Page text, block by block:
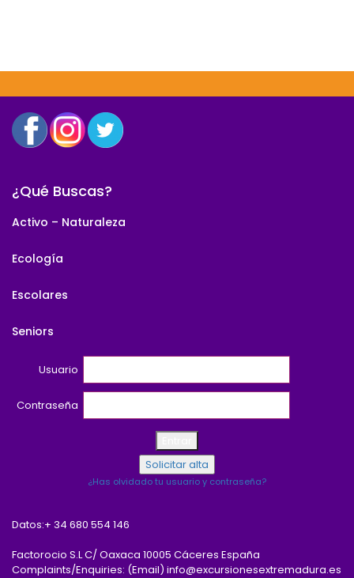
¿Qué Buscas?
Activo – Naturaleza
Ecología
Escolares
Seniors
Usuario
Contraseña
¿Has olvidado tu usuario y contraseña?
Datos:+ 34 680 554 146
Factorocio S.L C/ Oaxaca 10005 Cáceres España
Complaints/Enquiries: (Email) info@excursionesextremadura.es